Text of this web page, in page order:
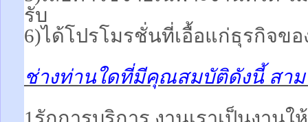
รับ
6)ได้โปรโมรชั่นที่เอื้อแก่ธุรกิจข
ช่างท่านใดที่มีคุณสมบัติดังนี้ สาม